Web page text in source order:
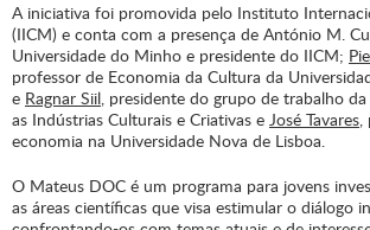
A iniciativa foi promovida pelo Instituto
(IICM) e conta com a presença de António M.
Universidade do Minho e presidente do IICM;
professor de Economia da Cultura da
e Ragnar Siil, presidente do grupo de trabalho
as Indústrias Culturais e Criativas e José Tavares,
economia na Universidade Nova de Lisboa.
O Mateus DOC é um programa para jovens
as áreas científicas que visa estimular o diálogo